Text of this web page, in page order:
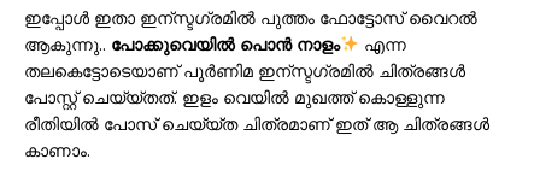
ഇപ്പോള്‍ ഇതാ ഇന്സ്ടഗ്രമില്‍ പുത്തം ഫോട്ടോസ് വൈറല്‍
ആകുന്നു.. പോക്കുവെയിൽ പൊൻ നാളം
എന്ന
തലകെട്ടോടെയാണ് പൂര്‍ണിമ ഇന്സ്ടഗ്രമില്‍ ചിത്രങ്ങള്‍
പോസ്റ്റ്‌ ചെയ്യ്തത്. ഇളം വെയില്‍ മുഖത്ത് കൊള്ളുന്ന
രീതിയില്‍ പോസ് ചെയ്യ്ത ചിത്രമാണ്‌ ഇത് ആ ചിത്രങ്ങള്‍
കാണാം.